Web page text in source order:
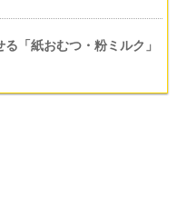
「紙おむつ・粉ミルク」